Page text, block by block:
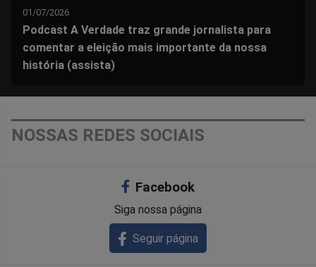
01/07/2026
Podcast A Verdade traz grande jornalista para
comentar a eleição mais importante da nossa
história (assista)
NOSSAS REDES SOCIAIS
Facebook
Siga nossa página
Seguir página